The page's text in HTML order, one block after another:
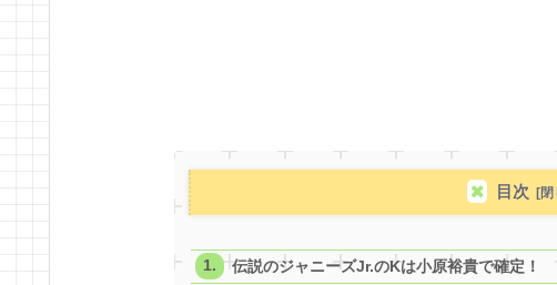
目次
伝説のジャニーズJr.のKは小原裕貴で確定！